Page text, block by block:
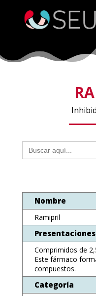
Buscar:
Nombre
Ramipril
Comprimidos de
Este fármaco
compuestos.
Categoría